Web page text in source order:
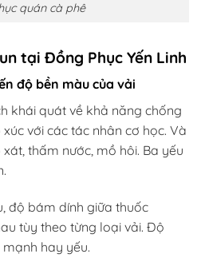
quán cà phê
tại Đồng Phục Yến Linh
độ bền màu của vải
khái quát về khả năng chống
với các tác nhân cơ học. Và
thấm nước, mồ hôi. Ba yếu
độ bám dính giữa thuốc
tùy theo từng loại vải. Độ
hay yếu.